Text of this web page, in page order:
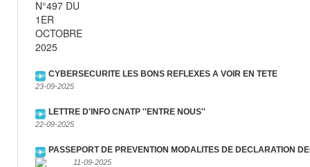
CYBERSECURITE LES BONS REFLEXES A VOIR EN TETE
23-09-2025
LETTRE D'INFO CNATP ''ENTRE NOUS''
22-09-2025
PASSEPORT DE PREVENTION MODALITES DE DECLARATION
11-09-2025